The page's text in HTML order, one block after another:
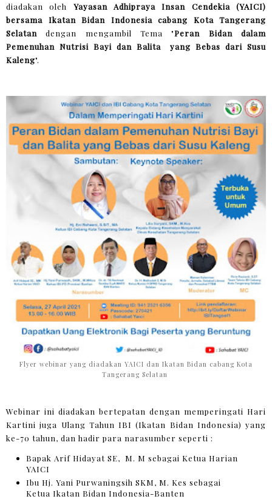
diadakan oleh Yayasan Adhipraya Insan Cendekia (YAICI)
bersama Ikatan Bidan Indonesia cabang Kota Tangerang
Selatandengan mengambil Tema "Peran Bidan dalam
Pemenuhan Nutrisi Bayi dan Balita yang Bebas dari Susu
Kaleng".
Flyer webinar yang diadakan YAICI dan Ikatan Bidan cabang Kota
Tangerang Selatan
Webinar ini diadakan bertepatan dengan memperingati Hari
Kartini juga Ulang Tahun IBI (Ikatan Bidan Indonesia) yang
ke-70 tahun, dan hadir para narasumber seperti :
Bapak Arif Hidayat SE, M. M sebagai Ketua Harian
YAICI
Ibu Hj. Yani Purwaningsih SKM, M. Kes sebagai
Ketua Ikatan Bidan Indonesia-Banten